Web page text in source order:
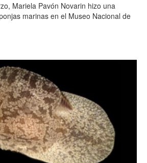
Mariela Pavón Novarin hizo una
marinas en el Museo Nacional de